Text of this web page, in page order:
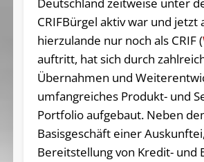
Deutschland zeitweise unter
CRIFBürgel aktiv war und jetzt
hierzulande nur noch als CRIF (
auftritt, hat sich durch
Übernahmen und
umfangreiches Produkt- und
Portfolio aufgebaut. Neben
Basisgeschäft einer
Bereitstellung von Kredit- und